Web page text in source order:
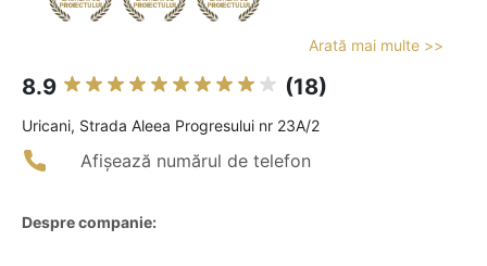
Arată mai multe >>
8.9 (18)
Uricani, Strada Aleea Progresului nr 23A/2
Afișează numărul de telefon
Despre companie: